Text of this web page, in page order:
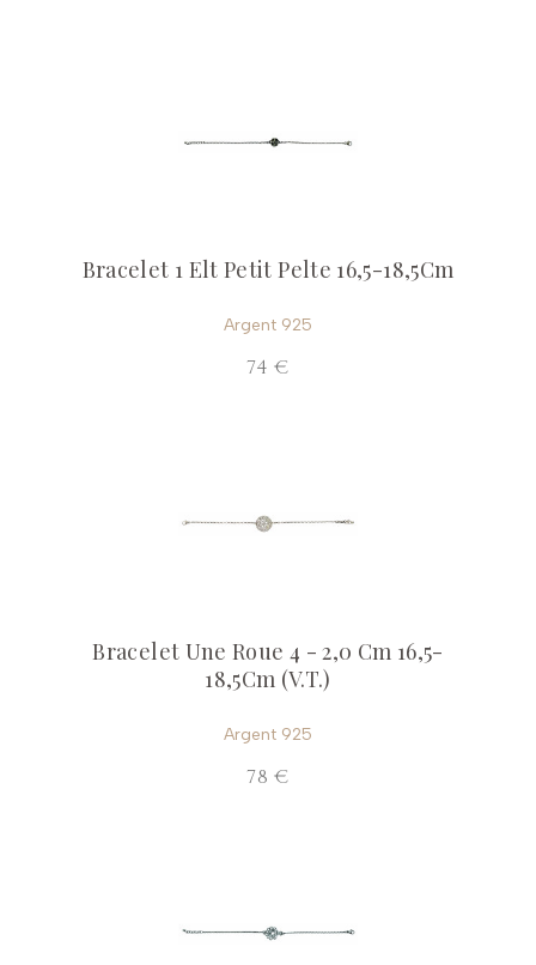
Bracelet 1 Elt Petit Pelte 16,5-18,5Cm
Argent 925
74 €
Bracelet Une Roue 4 - 2,0 Cm 16,5-
18,5Cm (V.T.)
Argent 925
78 €